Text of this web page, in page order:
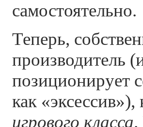
самостоятельно.
Теперь,
производитель
позиционирует
как
игрового класса.